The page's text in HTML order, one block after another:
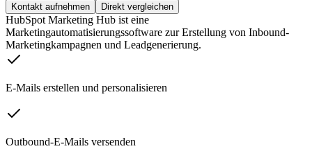
Kontakt aufnehmen Direkt vergleichen
HubSpot Marketing Hub ist eine
Marketingautomatisierungssoftware zur Erstellung von Inbound-
Marketingkampagnen und Leadgenerierung.
E-Mails erstellen und personalisieren
Outbound-E-Mails versenden